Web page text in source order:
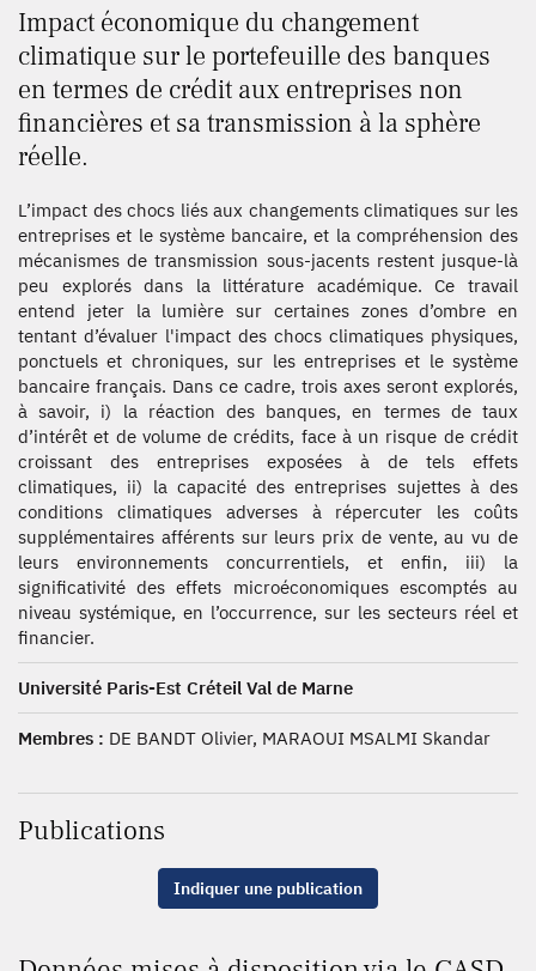
Impact économique du changement
climatique sur le portefeuille des banques
en termes de crédit aux entreprises non
financières et sa transmission à la sphère
réelle.
L’impact des chocs liés aux changements climatiques sur les
entreprises et le système bancaire, et la compréhension des
mécanismes de transmission sous-jacents restent jusque-là
peu explorés dans la littérature académique. Ce travail
entend jeter la lumière sur certaines zones d’ombre en
tentant d’évaluer l'impact des chocs climatiques physiques,
ponctuels et chroniques, sur les entreprises et le système
bancaire français. Dans ce cadre, trois axes seront explorés,
à savoir, i) la réaction des banques, en termes de taux
d’intérêt et de volume de crédits, face à un risque de crédit
croissant des entreprises exposées à de tels effets
climatiques, ii) la capacité des entreprises sujettes à des
conditions climatiques adverses à répercuter les coûts
supplémentaires afférents sur leurs prix de vente, au vu de
leurs environnements concurrentiels, et enfin, iii) la
significativité des effets microéconomiques escomptés au
niveau systémique, en l’occurrence, sur les secteurs réel et
financier.
Université Paris-Est Créteil Val de Marne
Membres : DE BANDT Olivier, MARAOUI MSALMI Skandar
Publications
Indiquer une publication